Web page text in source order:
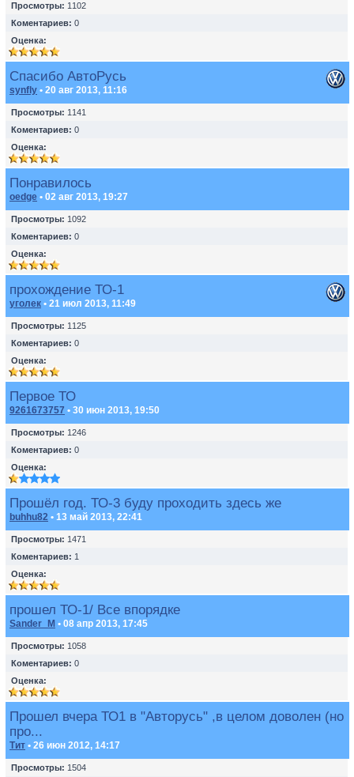
Просмотры: 1102
Коментариев: 0
Оценка:
Спасибо АвтоРусь
synfly • 20 авг 2013, 11:16
Просмотры: 1141
Коментариев: 0
Оценка:
Понравилось
oedge • 02 авг 2013, 19:27
Просмотры: 1092
Коментариев: 0
Оценка:
прохождение ТО-1
уголек • 21 июл 2013, 11:49
Просмотры: 1125
Коментариев: 0
Оценка:
Первое ТО
9261673757 • 30 июн 2013, 19:50
Просмотры: 1246
Коментариев: 0
Оценка:
Прошёл год. ТО-3 буду проходить здесь же
buhhu82 • 13 май 2013, 22:41
Просмотры: 1471
Коментариев: 1
Оценка:
прошел ТО-1/ Все впорядке
Sander_M • 08 апр 2013, 17:45
Просмотры: 1058
Коментариев: 0
Оценка:
Прошел вчера ТО1 в "Авторусь" ,в целом доволен (но
про...
Тит • 26 июн 2012, 14:17
Просмотры: 1504